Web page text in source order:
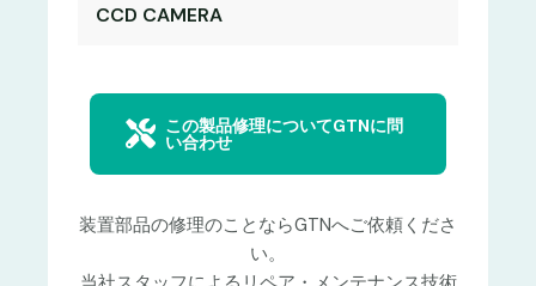
CCD CAMERA
この製品修理についてGTNに問
い合わせ
装置部品の修理のことならGTNへご依頼くださ
い。